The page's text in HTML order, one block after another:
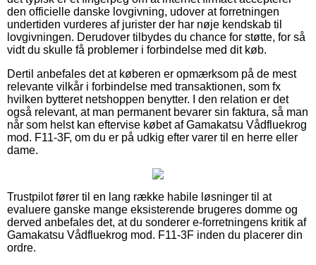
den officielle danske lovgivning, udover at forretningen
undertiden vurderes af jurister der har nøje kendskab til
lovgivningen. Derudover tilbydes du chance for støtte, for så
vidt du skulle få problemer i forbindelse med dit køb.
Dertil anbefales det at køberen er opmærksom på de mest
relevante vilkår i forbindelse med transaktionen, som fx
hvilken bytteret netshoppen benytter. I den relation er det
også relevant, at man permanent bevarer sin faktura, så man
når som helst kan eftervise købet af Gamakatsu Vådfluekrog
mod. F11-3F, om du er på udkig efter varer til en herre eller
dame.
Trustpilot fører til en lang række habile løsninger til at
evaluere ganske mange eksisterende brugeres domme og
derved anbefales det, at du sonderer e-forretningens kritik af
Gamakatsu Vådfluekrog mod. F11-3F inden du placerer din
ordre.